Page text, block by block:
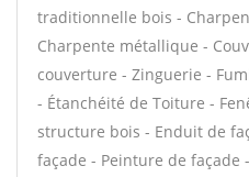
traditionnelle bois -
Charpente métallique -
couverture - Zinguerie -
- Étanchéité de Toiture -
structure bois - Enduit de
façade - Peinture de façade